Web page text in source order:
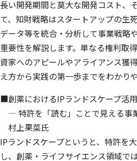
長い開発期間と莫大な開発コスト、
て、知財戦略はスタートアップの生
データ等を統合・分析して事業戦略
重要性を解説します。単なる権利取
資家へのアピールやアライアンス獲
え方から実践の第一歩までをわかり
■創薬におけるIPランドスケープ活
― 特許を「読む」ことで見える
村上果菜氏
IPランドスケープというと、特許を
し、創薬・ライフサイエンス領域で